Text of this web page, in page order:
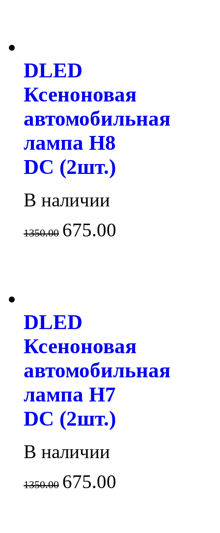
DLED
Ксеноновая
автомобильная
лампа H8
DC (2шт.)
В наличии
1350.00 675.00
DLED
Ксеноновая
автомобильная
лампа H7
DC (2шт.)
В наличии
1350.00 675.00